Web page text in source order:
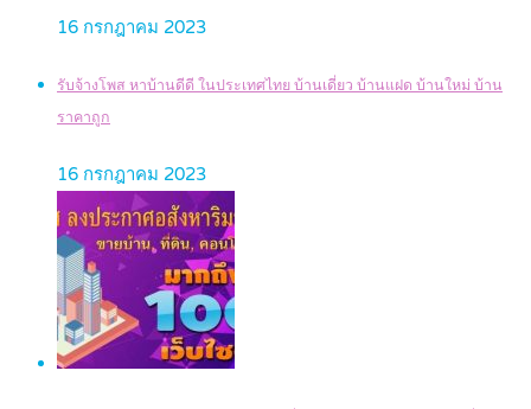
16 กรกฎาคม 2023
รับจ้างโพส หาบ้านดีดี ในประเทศไทย บ้านเดี่ยว บ้านแฝด บ้านใหม่ บ้าน
ราคาถูก
16 กรกฎาคม 2023